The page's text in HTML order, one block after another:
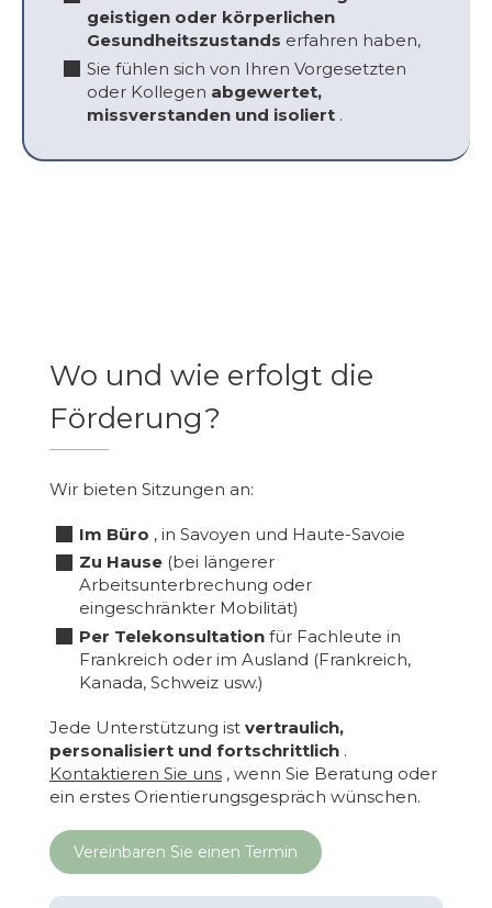
geistigen oder körperlichen
Gesundheitszustands erfahren haben,
Sie fühlen sich von Ihren Vorgesetzten
oder Kollegen abgewertet,
missverstanden und isoliert .
Wo und wie erfolgt die
Förderung?
Wir bieten Sitzungen an:
Im Büro , in Savoyen und Haute-Savoie
Zu Hause (bei längerer
Arbeitsunterbrechung oder
eingeschränkter Mobilität)
Per Telekonsultation für Fachleute in
Frankreich oder im Ausland (Frankreich,
Kanada, Schweiz usw.)
Jede Unterstützung ist vertraulich,
personalisiert und fortschrittlich .
Kontaktieren Sie uns , wenn Sie Beratung oder
ein erstes Orientierungsgespräch wünschen.
Vereinbaren Sie einen Termin